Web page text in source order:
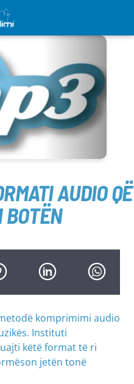
database]
AUDIO QË
BOTËN
komprimimi audio
Instituti
këtë format të ri
jetën tonë